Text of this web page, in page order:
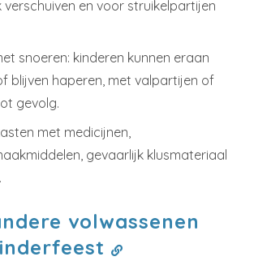
verschuiven en voor struikelpartijen
snoeren: kinderen kunnen eraan
blijven haperen, met valpartijen of
gevolg.
met medicijnen,
gevaarlijk klusmateriaal
volwassenen